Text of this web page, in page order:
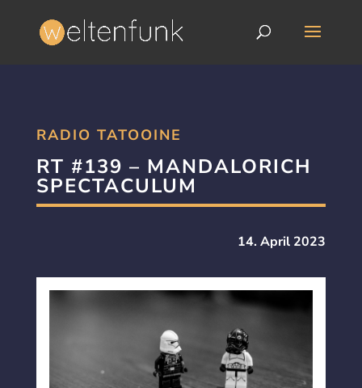
RADIO TATOOINE
RT #139 – MANDALORICH
SPECTACULUM
14. April 2023